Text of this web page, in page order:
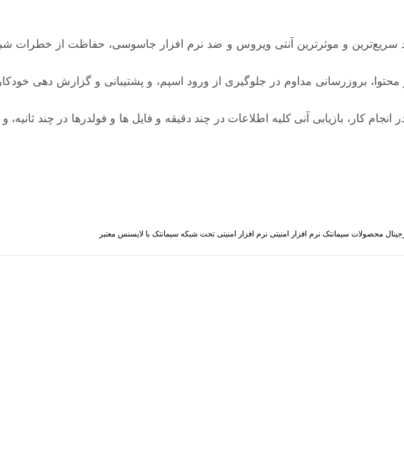
سریع‌ترین و موثرترین آنتی ویروس و ضد نرم افزار جاسوسی، حفاظت از خطرات
بروزرسانی مداوم در جلوگیری از ورود اسپم، و پشتیبانی و گزارش دهی خودکار
کار، بازیابی آنی کلیه اطلاعات در چند دقیقه و فایل ها و فولدرها در چند
محصولات سیمانتک نرم افزار امنیتی نرم افزار امنیتی تحت شبکه سیمانتک با لایسنس معتبر